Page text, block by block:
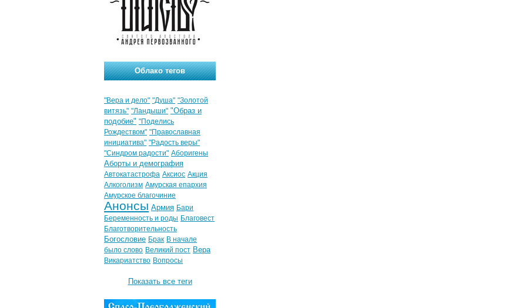
Облако тегов
"Вера и дело" "Душа" "Золотой
витязь" "Ландыши" "Образ и
подобие" "Поделись
Рождеством" "Православная
инициатива" "Радость веры"
"Синдром радости" Аборигены
Аборты и демография
Автокатастрофа Аксиос Акция
Алкоголизм Амурская епархия
Амурское благочиние
Анонсы Армия Бари
Беременность и роды Благовест
Благотворительность
Богословие Брак В начале
было слово Великий пост Вера
Викариатство Вопросы
Показать все теги